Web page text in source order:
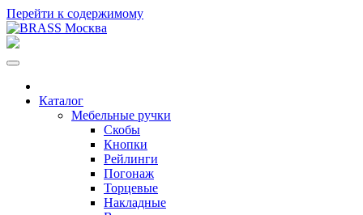
Перейти к содержимому
Каталог
Мебельные ручки
Скобы
Кнопки
Рейлинги
Погонаж
Торцевые
Накладные